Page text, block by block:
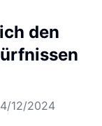
den
4/12/2024